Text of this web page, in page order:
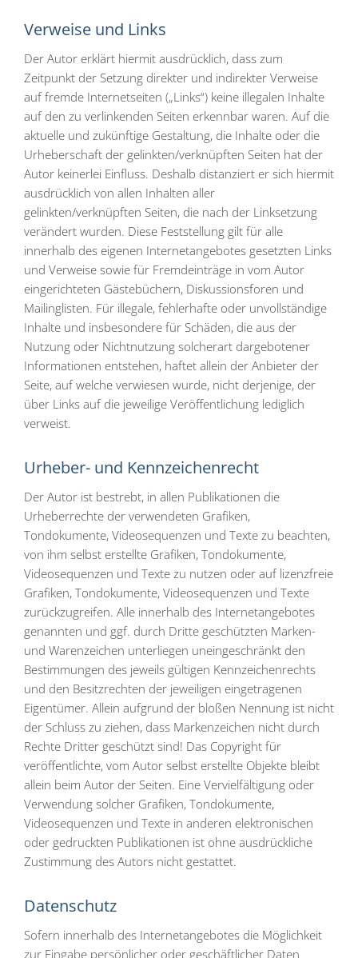
Verweise und Links
Der Autor erklärt hiermit ausdrücklich, dass zum
Zeitpunkt der Setzung direkter und indirekter Verweise
auf fremde Internetseiten („Links“) keine illegalen Inhalte
auf den zu verlinkenden Seiten erkennbar waren. Auf die
aktuelle und zukünftige Gestaltung, die Inhalte oder die
Urheberschaft der gelinkten/verknüpften Seiten hat der
Autor keinerlei Einfluss. Deshalb distanziert er sich hiermit
ausdrücklich von allen Inhalten aller
gelinkten/verknüpften Seiten, die nach der Linksetzung
verändert wurden. Diese Feststellung gilt für alle
innerhalb des eigenen Internetangebotes gesetzten Links
und Verweise sowie für Fremdeinträge in vom Autor
eingerichteten Gästebüchern, Diskussionsforen und
Mailinglisten. Für illegale, fehlerhafte oder unvollständige
Inhalte und insbesondere für Schäden, die aus der
Nutzung oder Nichtnutzung solcherart dargebotener
Informationen entstehen, haftet allein der Anbieter der
Seite, auf welche verwiesen wurde, nicht derjenige, der
über Links auf die jeweilige Veröffentlichung lediglich
verweist.
Urheber- und Kennzeichenrecht
Der Autor ist bestrebt, in allen Publikationen die
Urheberrechte der verwendeten Grafiken,
Tondokumente, Videosequenzen und Texte zu beachten,
von ihm selbst erstellte Grafiken, Tondokumente,
Videosequenzen und Texte zu nutzen oder auf lizenzfreie
Grafiken, Tondokumente, Videosequenzen und Texte
zurückzugreifen. Alle innerhalb des Internetangebotes
genannten und ggf. durch Dritte geschützten Marken-
und Warenzeichen unterliegen uneingeschränkt den
Bestimmungen des jeweils gültigen Kennzeichenrechts
und den Besitzrechten der jeweiligen eingetragenen
Eigentümer. Allein aufgrund der bloßen Nennung ist nicht
der Schluss zu ziehen, dass Markenzeichen nicht durch
Rechte Dritter geschützt sind! Das Copyright für
veröffentlichte, vom Autor selbst erstellte Objekte bleibt
allein beim Autor der Seiten. Eine Vervielfältigung oder
Verwendung solcher Grafiken, Tondokumente,
Videosequenzen und Texte in anderen elektronischen
oder gedruckten Publikationen ist ohne ausdrückliche
Zustimmung des Autors nicht gestattet.
Datenschutz
Sofern innerhalb des Internetangebotes die Möglichkeit
zur Eingabe persönlicher oder geschäftlicher Daten